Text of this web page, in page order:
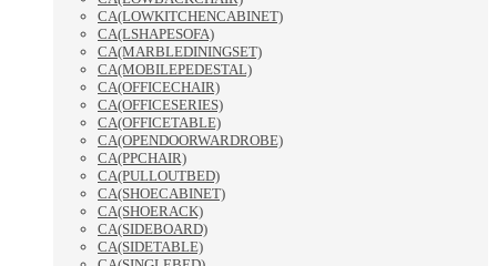
CA(LOWKITCHENCABINET)
CA(LSHAPESOFA)
CA(MARBLEDININGSET)
CA(MOBILEPEDESTAL)
CA(OFFICECHAIR)
CA(OFFICESERIES)
CA(OFFICETABLE)
CA(OPENDOORWARDROBE)
CA(PPCHAIR)
CA(PULLOUTBED)
CA(SHOECABINET)
CA(SHOERACK)
CA(SIDEBOARD)
CA(SIDETABLE)